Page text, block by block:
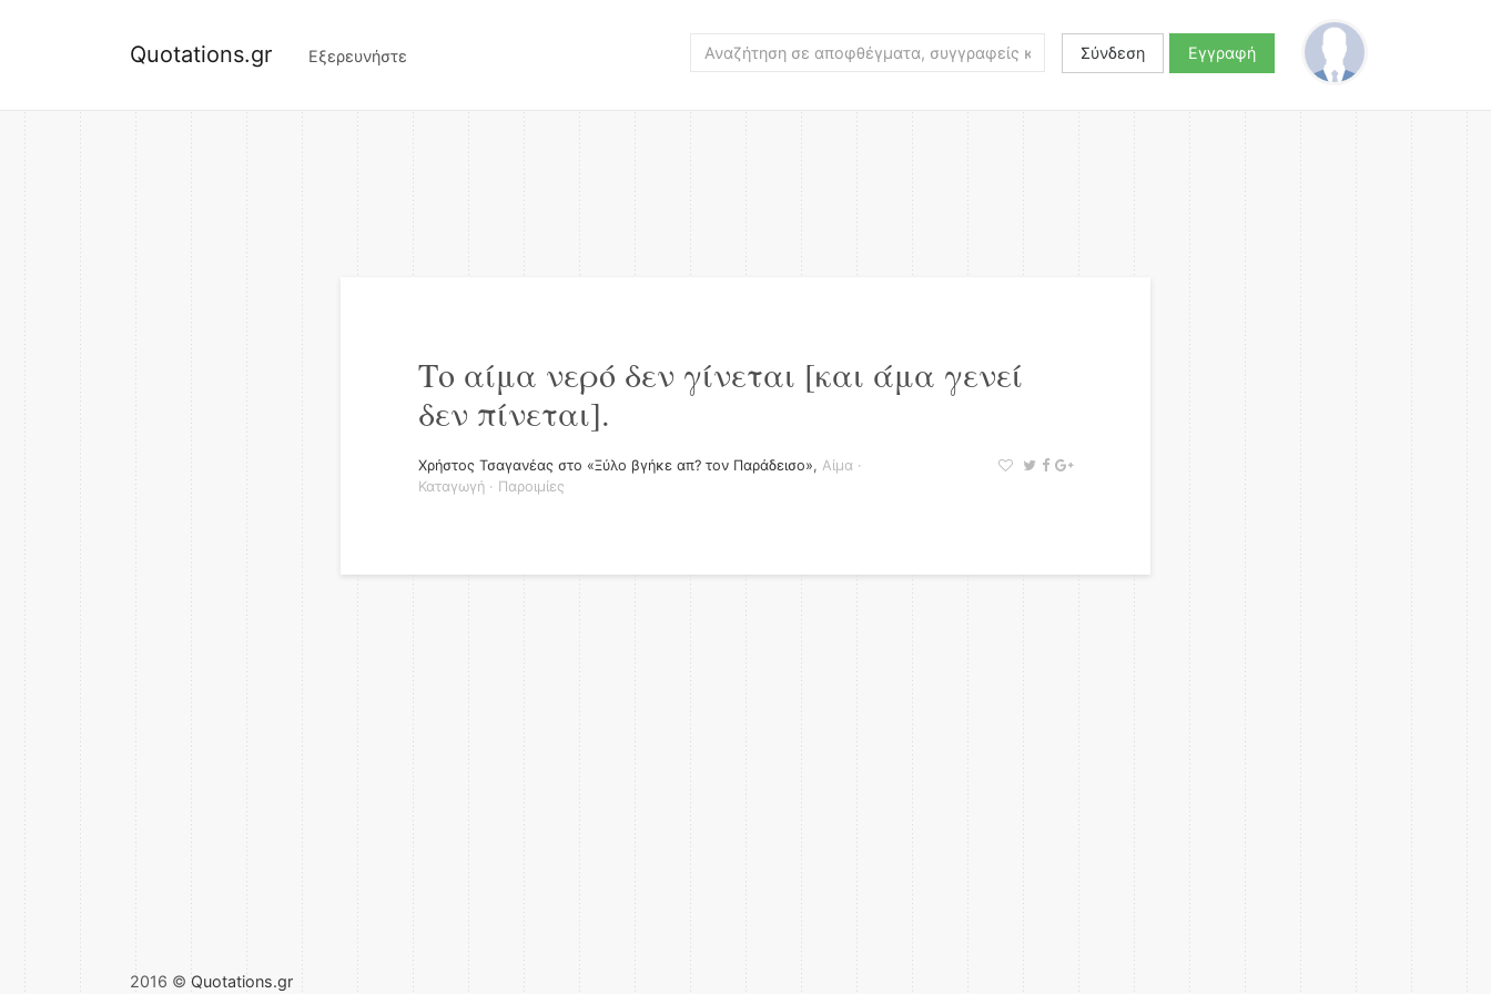
Quotations.gr Εξερευνήστε Σύνδεση Εγγραφή
Το αίμα νερό δεν γίνεται [και άμα γενεί
δεν πίνεται].
Χρήστος Τσαγανέας στο «Ξύλο βγήκε απ? τον Παράδεισο», Αίμα ·
Καταγωγή · Παροιμίες
2016 © Quotations.gr